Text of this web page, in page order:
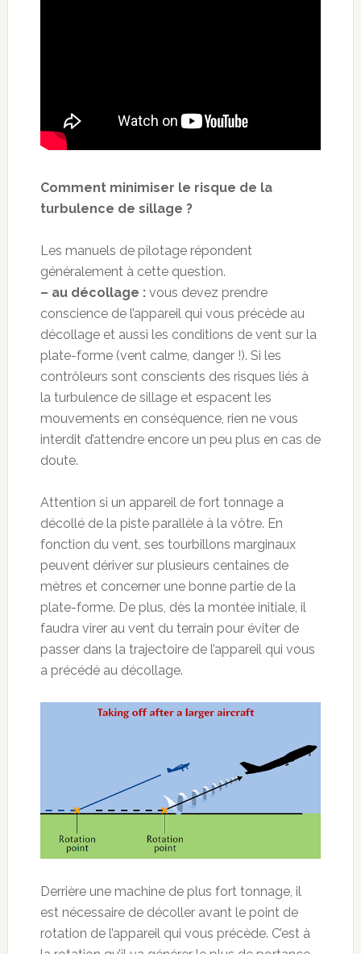
Comment minimiser le risque de la
turbulence de sillage ?
Les manuels de pilotage répondent
généralement à cette question.
– au décollage :vous devez prendre
conscience de l’appareil qui vous précède au
décollage et aussi les conditions de vent sur la
plate-forme (vent calme, danger !). Si les
contrôleurs sont conscients des risques liés à
la turbulence de sillage et espacent les
mouvements en conséquence, rien ne vous
interdit d’attendre encore un peu plus en cas de
doute.
Attention si un appareil de fort tonnage a
décollé de la piste parallèle à la vôtre. En
fonction du vent, ses tourbillons marginaux
peuvent dériver sur plusieurs centaines de
mètres et concerner une bonne partie de la
plate-forme. De plus, dès la montée initiale, il
faudra virer au vent du terrain pour éviter de
passer dans la trajectoire de l’appareil qui vous
a précédé au décollage.
Derrière une machine de plus fort tonnage, il
est nécessaire de décoller avant le point de
rotation de l’appareil qui vous précède. C’est à